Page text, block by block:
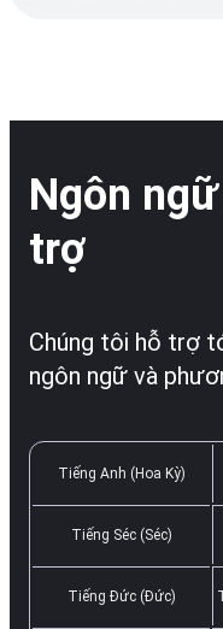
Ngôn
trợ
Chúng tôi hỗ trợ
ngôn ngữ và
Tiếng Anh (Hoa Kỳ)
Tiếng Séc (Séc)
Tiếng Đức (Đức)